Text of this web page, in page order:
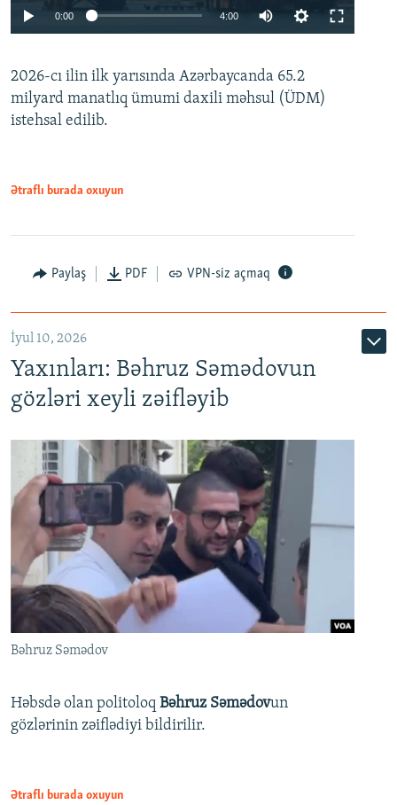
Auto 240p 360p 480p
0:00 4:00
360p
480p
2026-cı ilin ilk yarısında Azərbaycanda 65.2
milyard manatlıq ümumi daxili məhsul (ÜDM)
istehsal edilib.
Ətraflı burada oxuyun
Paylaş PDF VPN-siz açmaq
İyul 10, 2026
Yaxınları: Bəhruz Səmədovun
gözləri xeyli zəifləyib
Bəhruz Səmədov
Həbsdə olan politoloq Bəhruz Səmədovun
gözlərinin zəiflədiyi bildirilir.
Ətraflı burada oxuyun